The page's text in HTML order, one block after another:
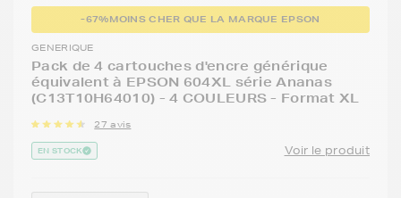
-67%MOINS CHER QUE LA MARQUE EPSON
GENERIQUE
Pack de 4 cartouches d'encre générique
équivalent à EPSON 604XL série Ananas
(C13T10H64010) - 4 COULEURS - Format XL
27 avis
EN STOCK Voir le produit